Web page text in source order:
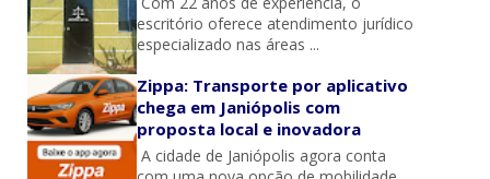
escritório oferece atendimento jurídico
especializado nas áreas ...
Zippa: Transporte por aplicativo
chega em Janiópolis com
proposta local e inovadora
A cidade de Janiópolis agora conta